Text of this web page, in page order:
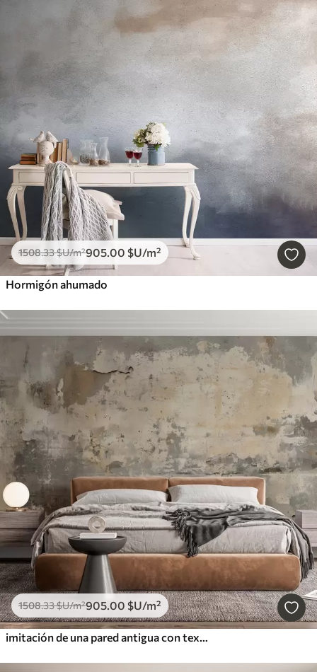
1508.33$U/m²905.00 $U/m²
Hormigón ahumado
1508.33$U/m²905.00 $U/m²
imitación de una pared antigua con textura